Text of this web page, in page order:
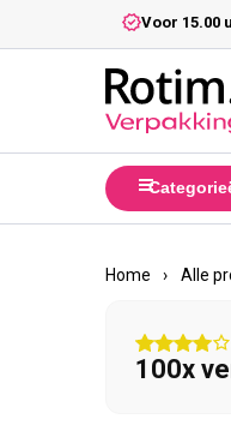
Meteen naar de content
Voor 15.00
Home › Alle
100x